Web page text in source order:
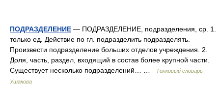
ПОДРАЗДЕЛЕНИЕ — ПОДРАЗДЕЛЕНИЕ, подразделения, ср. 1.
только ед. Действие по гл. подразделить подразделять.
Произвести подразделение больших отделов учреждения. 2.
Доля, часть, раздел, входящий в состав более крупной части.
Существует несколько подразделений… …
Толковый словарь
Ушакова